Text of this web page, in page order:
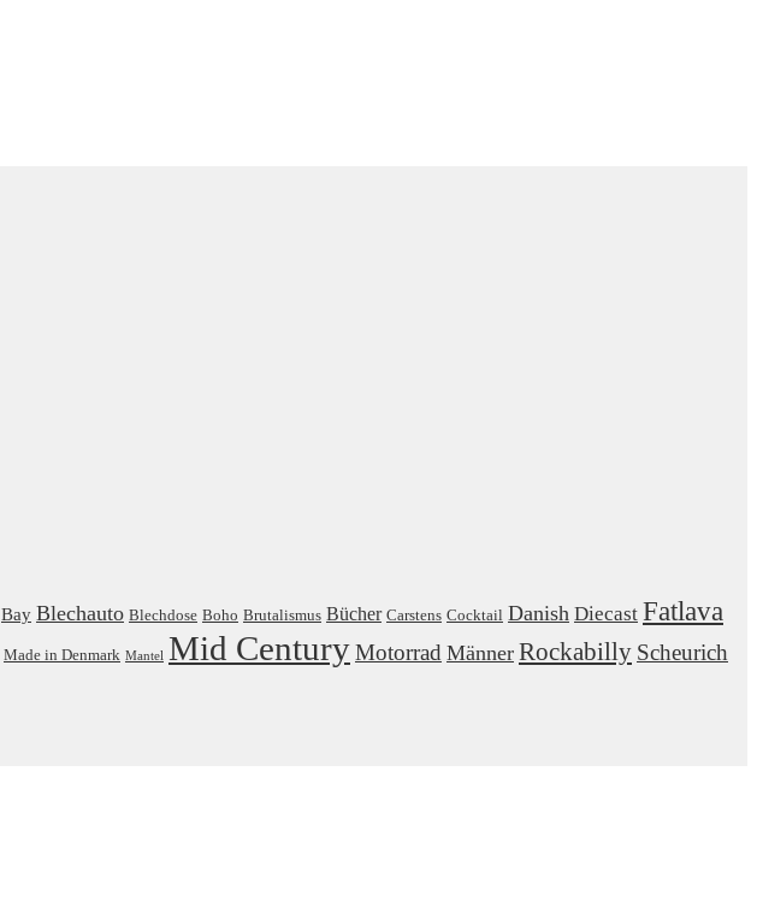
Bay Blechauto Blechdose Boho Brutalismus Bücher Carstens Cocktail Danish Diecast Fatlava
Made in Denmark Mantel Mid CenturyMotorrad Männer Rockabilly Scheurich